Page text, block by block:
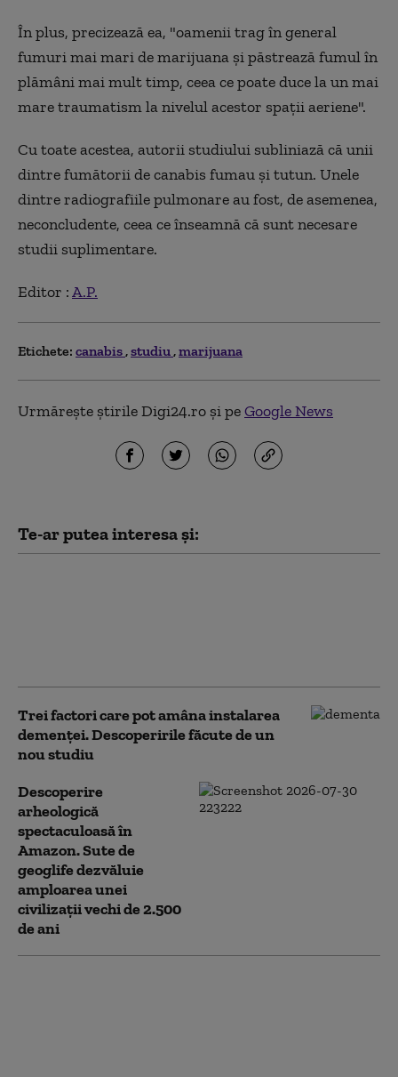
În plus, precizează ea, "oamenii trag în general
fumuri mai mari de marijuana şi păstrează fumul în
plămâni mai mult timp, ceea ce poate duce la un mai
mare traumatism la nivelul acestor spaţii aeriene".
Cu toate acestea, autorii studiului subliniază că unii
dintre fumătorii de canabis fumau şi tutun. Unele
dintre radiografiile pulmonare au fost, de asemenea,
neconcludente, ceea ce înseamnă că sunt necesare
studii suplimentare.
Editor :A.P.
Etichete: canabis studiu marijuana
Urmărește știrile Digi24.ro și peGoogle News
Te-ar putea interesa și:
Trei factori care pot amâna instalarea
demenţei. Descoperirile făcute de un
nou studiu
Descoperire
arheologică
spectaculoasă în
Amazon. Sute de
geoglife dezvăluie
amploarea unei
civilizații vechi de 2.500
de ani